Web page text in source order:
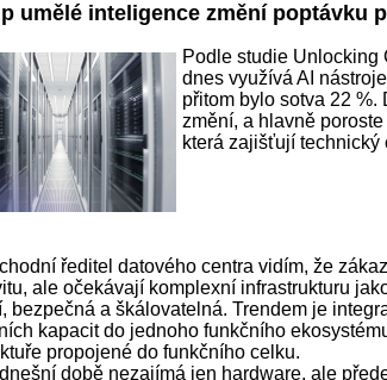
umělé inteligence změní poptávku
Podle studie Unlocking
dnes využívá AI
přitom bylo sotva 22 %.
změní, a hlavně
která zajišťují technický
ředitel datového centra vidím, že
ale očekávají komplexní infrastrukturu
bezpečná a škálovatelná. Trendem je
kapacit do jednoho funkčního
propojené do funkčního celku.
době nezajímá jen hardware, ale